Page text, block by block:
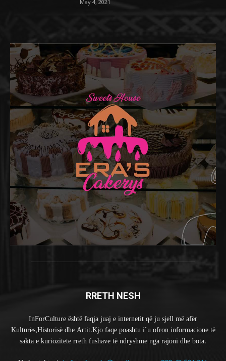
May 4, 2021
RRETH NESH
InForCulture është faqja juaj e internetit që ju sjell më afër
Kulturës,Historisë dhe Artit.Kjo faqe poashtu i`u ofron informacione të
sakta e kuriozitete rreth fushave të ndryshme nga rajoni dhe bota.